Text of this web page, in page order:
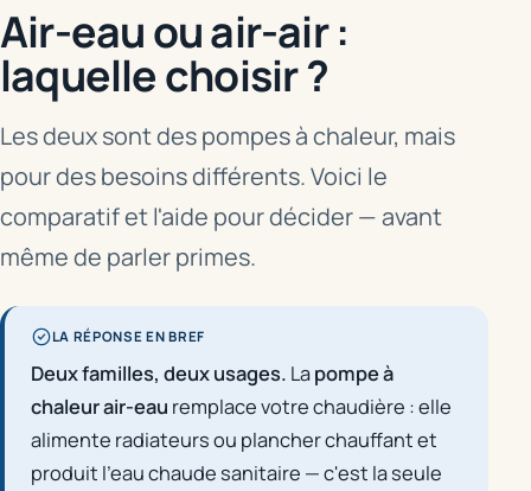
Air-eau ou air-air :
laquelle choisir ?
Les deux sont des pompes à chaleur, mais
pour des besoins différents. Voici le
comparatif et l'aide pour décider — avant
même de parler primes.
LA RÉPONSE EN BREF
Deux familles, deux usages. Lapompe à
chaleur air-eau remplace votre chaudière : elle
alimente radiateurs ou plancher chauffantet
produit l'eau chaude sanitaire — c'est la seule